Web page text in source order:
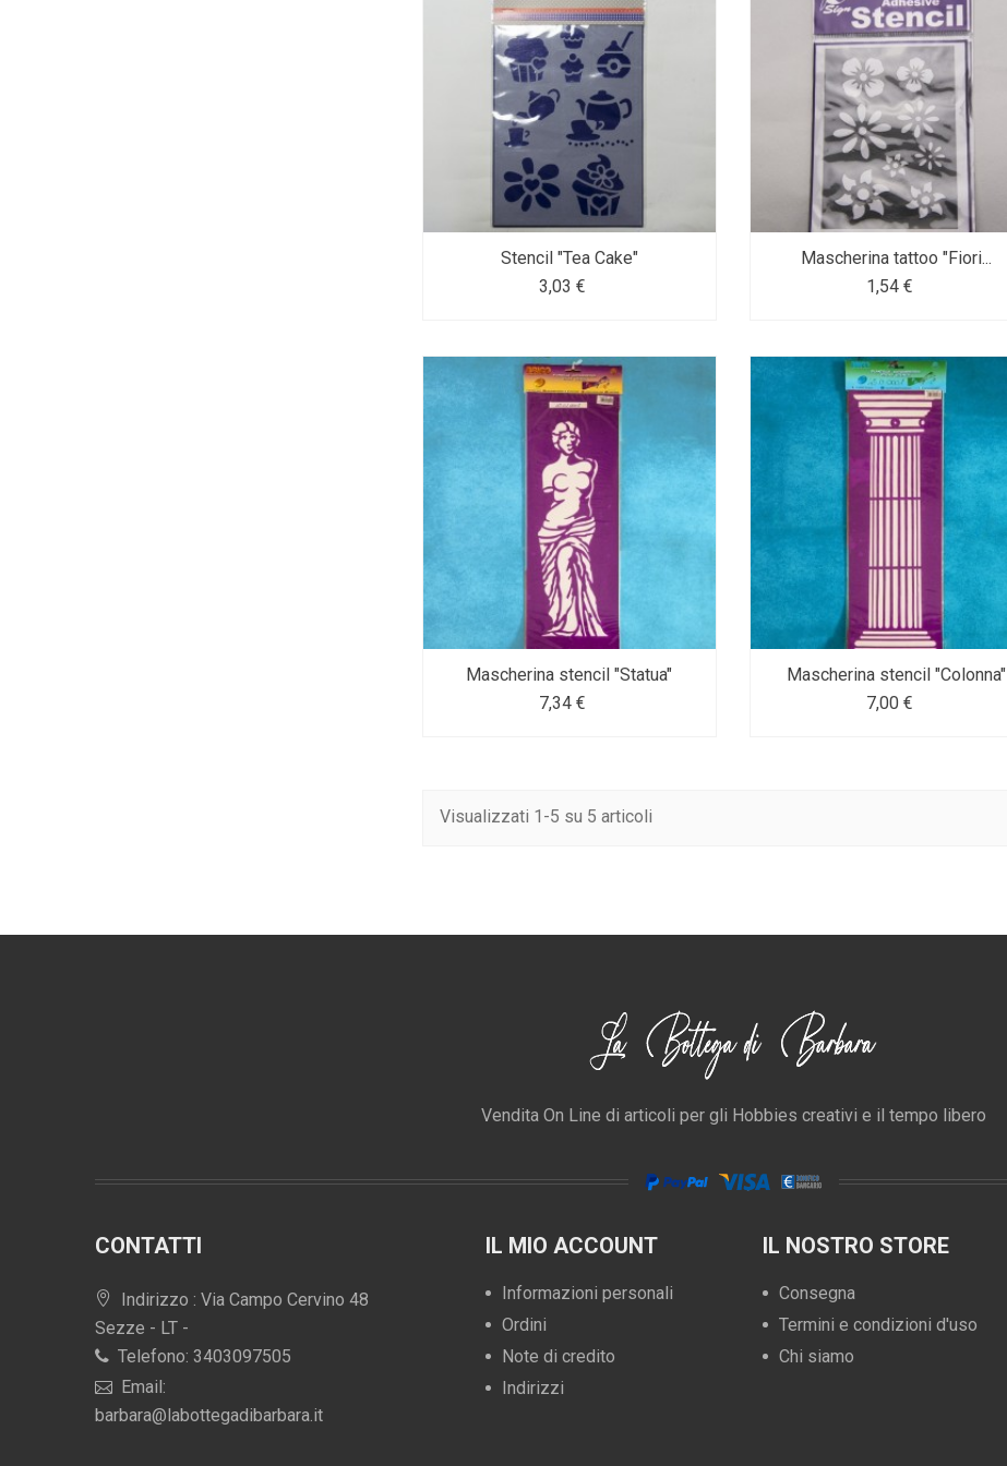
Stencil "Tea Cake"
3,03 €
Mascherina tattoo "Fiori...
1,54 €
Mascherina stencil "Statua"
7,34 €
Mascherina stencil "Colonna"
7,00 €
Visualizzati 1-5 su 5 articoli
Vendita On Line di articoli per gli Hobbies creativi e il tempo libero
CONTATTI
Indirizzo : Via Campo Cervino 48
Sezze - LT -
Telefono: 3403097505
Email:
barbara@labottegadibarbara.it
IL MIO ACCOUNT
Informazioni personali
Ordini
Note di credito
Indirizzi
IL NOSTRO STORE
Consegna
Termini e condizioni d'uso
Chi siamo